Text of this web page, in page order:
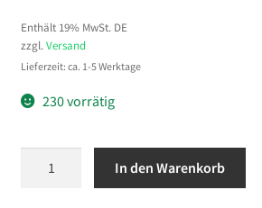
Enthält 19% MwSt. DE
zzgl. Versand
Lieferzeit: ca. 1-5 Werktage
230 vorrätig
Styroporschneider,
In den Warenkorb